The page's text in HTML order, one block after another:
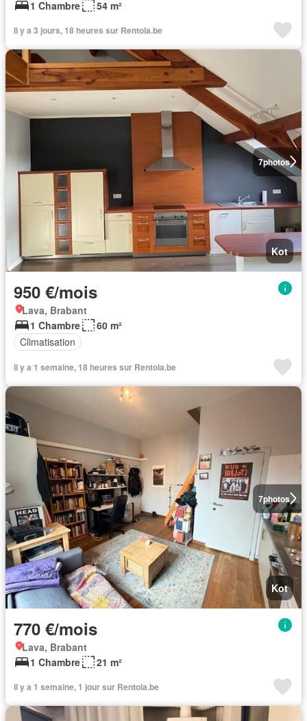
1 Chambre 54 m²
Il y a 3 jours, 18 heures sur Rentola.be
7photos
Kot
950 €/mois
Lava, Brabant
1 Chambre
60 m²
Climatisation
Il y a 1 semaine, 18 heures sur Rentola.be
7photos
Kot
770 €/mois
Lava, Brabant
1 Chambre
21 m²
Il y a 1 semaine, 1 jour sur Rentola.be